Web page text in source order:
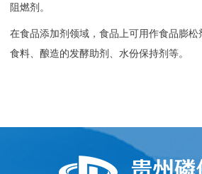
阻燃剂。
在食品添加剂领域，食品上可用作食品膨
食料、酿造的发酵助剂、水份保持剂等。